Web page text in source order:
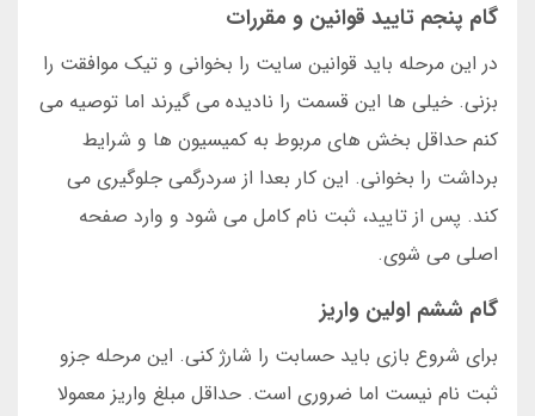
گام پنجم تایید قوانین و مقررات
در این مرحله باید قوانین سایت را بخوانی و تیک موافقت را
بزنی. خیلی ها این قسمت را نادیده می گیرند اما توصیه می
کنم حداقل بخش های مربوط به کمیسیون ها و شرایط
برداشت را بخوانی. این کار بعدا از سردرگمی جلوگیری می
کند. پس از تایید، ثبت نام کامل می شود و وارد صفحه
اصلی می شوی.
گام ششم اولین واریز
برای شروع بازی باید حسابت را شارژ کنی. این مرحله جزو
ثبت نام نیست اما ضروری است. حداقل مبلغ واریز معمولا